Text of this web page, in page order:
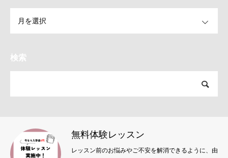
検索
無料体験レッスン
レッスン前のお悩みやご不安を解消できるように、由